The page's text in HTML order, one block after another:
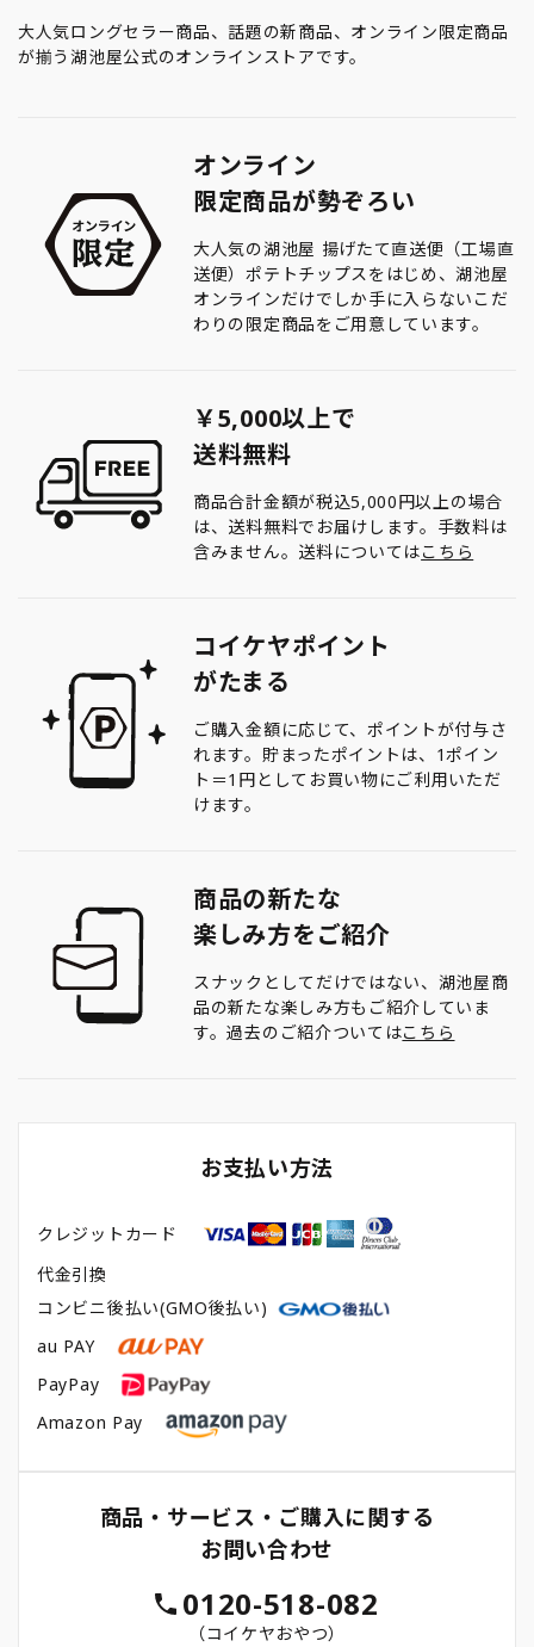
大人気ロングセラー商品、話題の新商品、オンライン限定商品
が揃う湖池屋公式のオンラインストアです。
オンライン
限定商品が勢ぞろい
大人気の湖池屋 揚げたて直送便（工場直
送便）ポテトチップスをはじめ、湖池屋
オンラインだけでしか手に入らないこだ
わりの限定商品をご用意しています。
￥5,000以上で
送料無料
商品合計金額が税込5,000円以上の場合
は、送料無料でお届けします。手数料は
含みません。送料についてはこちら
コイケヤポイント
がたまる
ご購入金額に応じて、ポイントが付与さ
れます。貯まったポイントは、1ポイン
ト＝1円としてお買い物にご利用いただ
けます。
商品の新たな
楽しみ方をご紹介
スナックとしてだけではない、湖池屋商
品の新たな楽しみ方もご紹介していま
す。過去のご紹介ついてはこちら
お支払い方法
クレジットカード
代金引換
コンビニ後払い(GMO後払い)
au PAY
PayPay
Amazon Pay
商品・サービス・ご購入に関する
お問い合わせ
0120-518-082
（コイケヤおやつ）